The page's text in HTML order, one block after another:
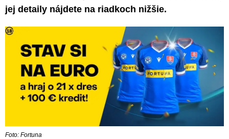
jej detaily nájdete na riadkoch nižšie.
Foto: Fortuna